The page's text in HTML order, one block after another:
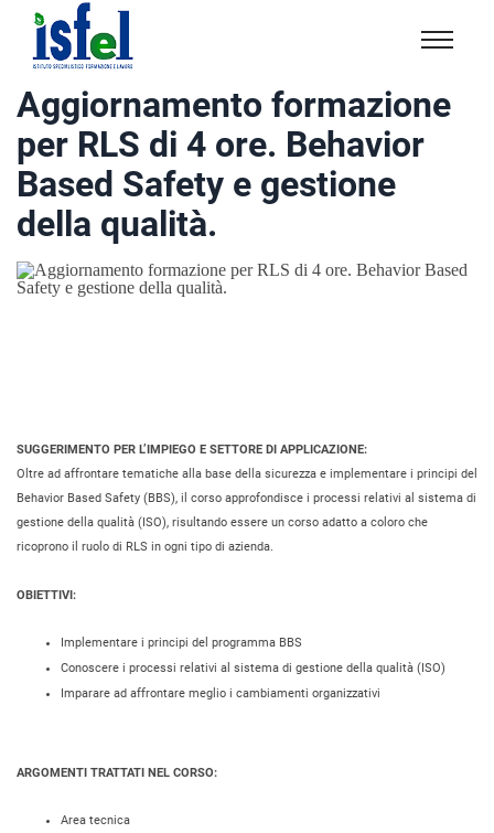
Isfel
Istituto
specialistico
formazione
e
lavoro
Aggiornamento formazione
per RLS di 4 ore. Behavior
Based Safety e gestione
della qualità.
SUGGERIMENTO PER L’IMPIEGO E SETTORE DI APPLICAZIONE:
Oltre ad affrontare tematiche alla base della sicurezza e implementare i principi del
Behavior Based Safety (BBS), il corso approfondisce i processi relativi al sistema di
gestione della qualità (ISO), risultando essere un corso adatto a coloro che
ricoprono il ruolo di RLS in ogni tipo di azienda.
OBIETTIVI:
Implementare i principi del programma BBS
Conoscere i processi relativi al sistema di gestione della qualità (ISO)
Imparare ad affrontare meglio i cambiamenti organizzativi
ARGOMENTI TRATTATI NEL CORSO:
Area tecnica